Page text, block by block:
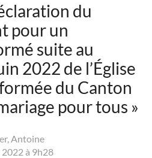
du
pour un
suite au
2022 de l’Église
du Canton
pour tous »
Antoine
à 9h28